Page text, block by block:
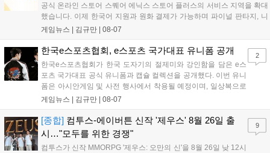
공식 온라인 스토어 스퀘어 에닉스 스토어 플러스의 서비스 지역을 확대
했습니다. 이제 한국어 지원과 원화 결제가 가능하며 파이널 판타지, 니
어 등 주요 게임의 피규어, 굿즈를 구매할 수 있습니다. 신상품이 순차적
용 가능합니다....
게임뉴스 | 김규만 | 08-07
한국e스포츠협회, e스포츠 국가대표 유니폼 공개
한국e스포츠협회가 한국 도자기의 절제미와 강인함을 담은 e스
포츠 국가대표 공식 유니폼과 캡슐 컬렉션을 공개했다. 이번 유니
폼은 아시안게임 및 사전 행사에서 착용될 예정이며, 일상복으로
구성된 컬렉션은 오는 8월 28일부터 골스튜디오 공식 홈페이지
서는 대회 규정에 따라 별도의 유니폼을 착용할 계획이다....
게임뉴스 | 김규만 | 08-07
2
[종합] 컴투스-에이버튼 신작 '제우스' 8월 26일 출
시…"모두를 위한 경쟁"
컴투스가 신작 MMORPG '제우스: 오만의 신'을 8월 26일 낮 12시
9